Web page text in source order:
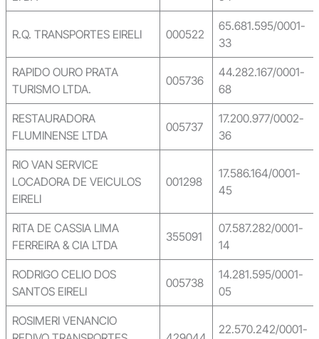
R.Q. TRANSPORTES EIRELI 000522
65.681.595/0001-
33
RAPIDO OURO PRATA
TURISMO LTDA.
005736
44.282.167/0001-
68
RESTAURADORA
FLUMINENSE LTDA
005737
17.200.977/0002-
36
RIO VAN SERVICE
LOCADORA DE VEICULOS
EIRELI
001298
17.586.164/0001-
45
RITA DE CASSIA LIMA
FERREIRA & CIA LTDA
355091
07.587.282/0001-
14
RODRIGO CELIO DOS
SANTOS EIRELI
005738
14.281.595/0001-
05
ROSIMERI VENANCIO
22.570.242/0001-